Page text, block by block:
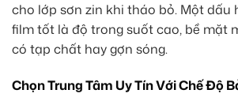
cho lớp sơn zin khi tháo bỏ. Một dấu
film tốt là độ trong suốt cao, bề mặt
có tạp chất hay gợn sóng.
Chọn Trung Tâm Uy Tín Với Chế Độ